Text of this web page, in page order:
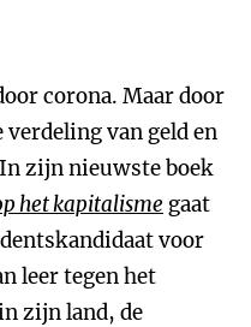
corona. Maar door
van geld en
zijn nieuwste boek
het kapitalisme gaat
voor
leer tegen het
zijn land, de